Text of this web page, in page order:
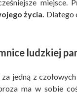
miejsce. P
życia. Dlatego
ludzkiej
jedną z
ma w sobie